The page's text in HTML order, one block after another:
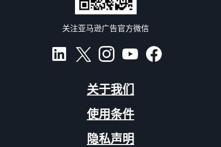
关注亚马逊广告官方微信
关于我们
使用条件
隐私声明